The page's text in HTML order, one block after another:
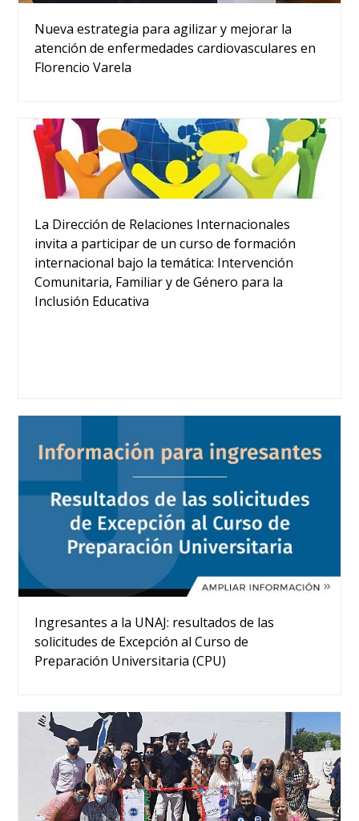
Nueva estrategia para agilizar y mejorar la
atención de enfermedades cardiovasculares en
Florencio Varela
La Dirección de Relaciones Internacionales
invita a participar de un curso de formación
internacional bajo la temática: Intervención
Comunitaria, Familiar y de Género para la
Inclusión Educativa
Ingresantes a la UNAJ: resultados de las
solicitudes de Excepción al Curso de
Preparación Universitaria (CPU)